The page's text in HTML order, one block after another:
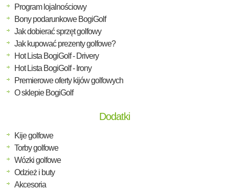
Program lojalnościowy
Bony podarunkowe BogiGolf
Jak dobierać sprzęt golfowy
Jak kupować prezenty golfowe?
Hot Lista BogiGolf - Drivery
Hot Lista BogiGolf - Irony
Premierowe oferty kijów golfowych
O sklepie BogiGolf
Dodatki
Kije golfowe
Torby golfowe
Wózki golfowe
Odzież i buty
Akcesoria